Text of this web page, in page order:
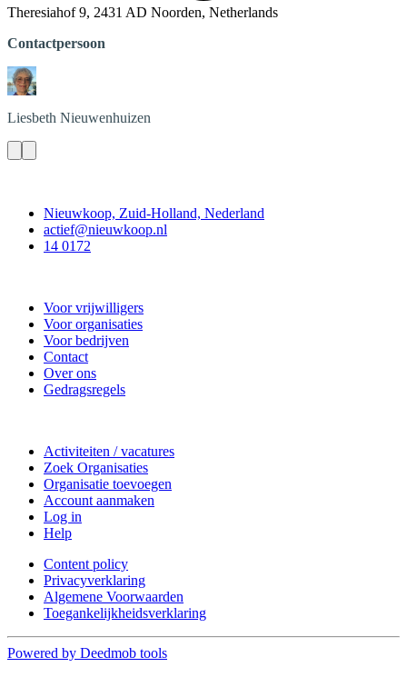
Theresiahof 9, 2431 AD Noorden, Netherlands
Contactpersoon
Liesbeth Nieuwenhuizen
Nieuwkoop, Zuid-Holland, Nederland
actief@nieuwkoop.nl
14 0172
Voor vrijwilligers
Voor organisaties
Voor bedrijven
Contact
Over ons
Gedragsregels
Activiteiten / vacatures
Zoek Organisaties
Organisatie toevoegen
Account aanmaken
Log in
Help
Content policy
Privacyverklaring
Algemene Voorwaarden
Toegankelijkheidsverklaring
Powered by Deedmob tools